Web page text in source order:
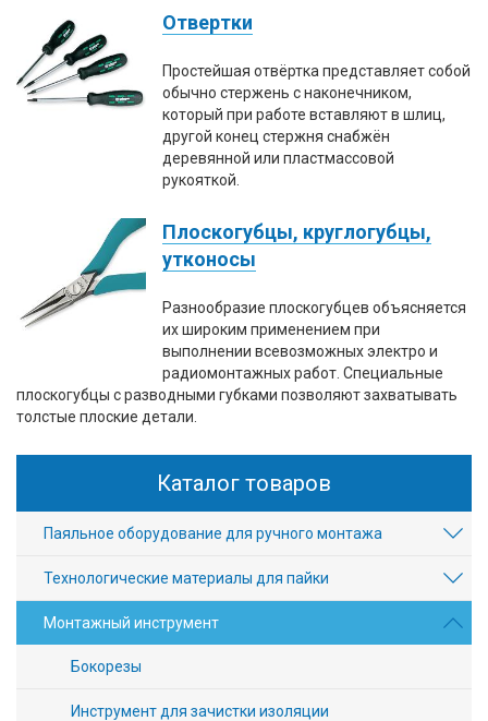
Отвертки
Простейшая отвёртка представляет собой
обычно стержень с наконечником,
который при работе вставляют в шлиц,
другой конец стержня снабжён
деревянной или пластмассовой
рукояткой.
Плоскогубцы, круглогубцы,
утконосы
Разнообразие плоскогубцев объясняется
их широким применением при
выполнении всевозможных электро и
радиомонтажных работ. Специальные
плоскогубцы с разводными губками позволяют захватывать
толстые плоские детали.
Каталог товаров
Паяльное оборудование для ручного монтажа
Технологические материалы для пайки
Монтажный инструмент
Бокорезы
Инструмент для зачистки изоляции